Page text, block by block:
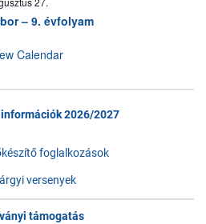
– 9. évfolyam
Calendar
2026/2027
foglalkozások
versenyek
támogatás